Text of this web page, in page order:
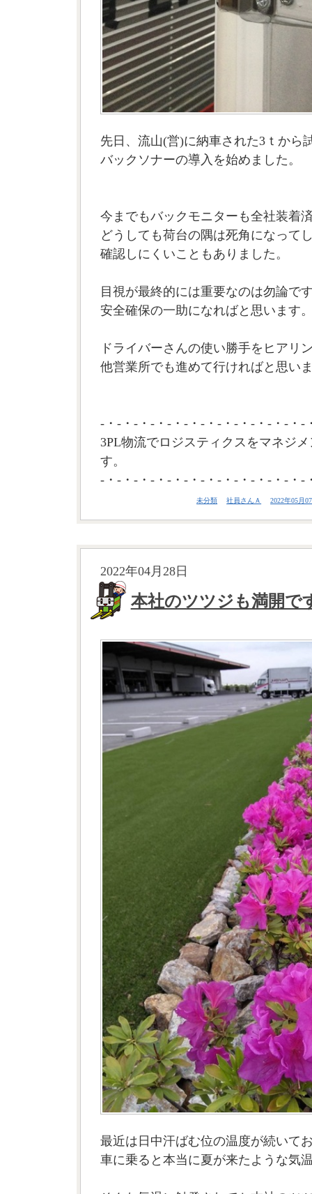
先日、流山(営)に納車された3ｔから
バックソナーの導入を始めました。
今までもバックモニターも全社装着
どうしても荷台の隅は死角になって
確認しにくいこともありました。
目視が最終的には重要なのは勿論で
安全確保の一助になればと思います
ドライバーさんの使い勝手をヒアリ
他営業所でも進めて行ければと思い
-・-・-・-・-・-・-・-・-・-・-・-・-
3PL物流でロジスティクスをマネジ
す。
-・-・-・-・-・-・-・-・-・-・-・-・-
未分類 社員さんＡ 2022年05月
2022年04月28日
本社のツツジも満開で
最近は日中汗ばむ位の温度が続いて
車に乗ると本当に夏が来たような気